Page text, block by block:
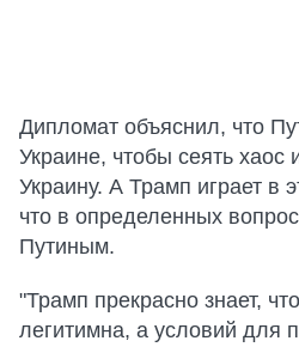
Дипломат объяснил, что
Украине, чтобы сеять хаос
Украину. А Трамп играет в
что в определенных
Путиным.
"Трамп прекрасно знает,
легитимна, а условий для